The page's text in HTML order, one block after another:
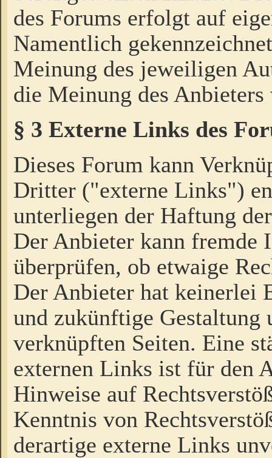
des Forums erfolgt auf
Namentlich
Meinung des jeweiligen
die Meinung des Anbieters
§ 3 Externe Links des
Dieses Forum kann
Dritter ("externe Links")
unterliegen der Haftung
Der Anbieter kann fremde
überprüfen, ob etwaige
Der Anbieter hat keinerlei
und zukünftige Gestaltung
verknüpften Seiten. Eine
externen Links ist für den
Hinweise auf
Kenntnis von
derartige externe Links